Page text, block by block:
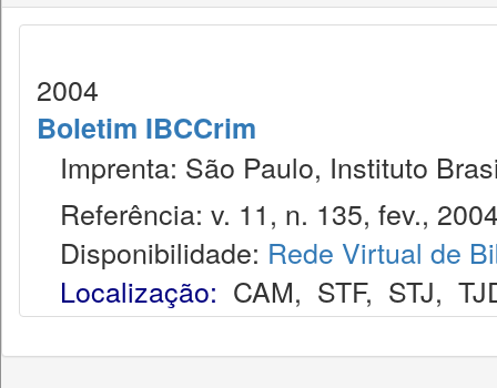
2004
Boletim IBCCrim
Imprenta: São Paulo, Instituto
Referência: v. 11, n. 135, fev.,
Disponibilidade: Rede Virtual de
Localização: CAM, STF, STJ,